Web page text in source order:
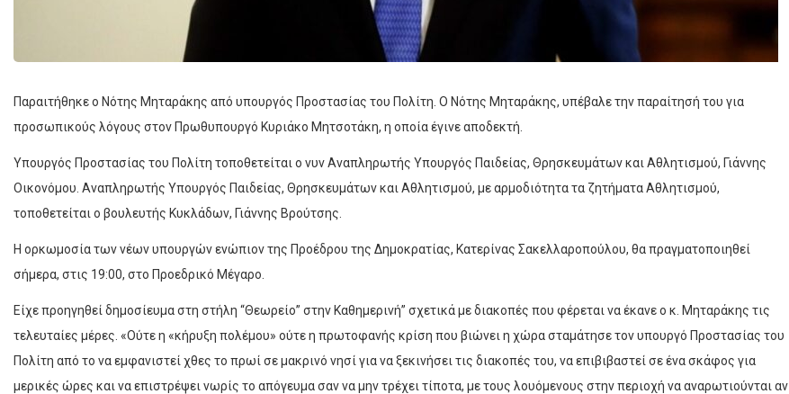
Παραιτήθηκε ο Νότης Μηταράκης από υπουργός Προστασίας του Πολίτη. Ο Νότης Μηταράκης, υπέβαλε την παραίτησή του για
προσωπικούς λόγους στον Πρωθυπουργό Κυριάκο Μητσοτάκη, η οποία έγινε αποδεκτή.
Υπουργός Προστασίας του Πολίτη τοποθετείται ο νυν Αναπληρωτής Υπουργός Παιδείας, Θρησκευμάτων και Αθλητισμού, Γιάννης
Οικονόμου. Αναπληρωτής Υπουργός Παιδείας, Θρησκευμάτων και Αθλητισμού, με αρμοδιότητα τα ζητήματα Αθλητισμού,
τοποθετείται ο βουλευτής Κυκλάδων, Γιάννης Βρούτσης.
Η ορκωμοσία των νέων υπουργών ενώπιον της Προέδρου της Δημοκρατίας, Κατερίνας Σακελλαροπούλου, θα πραγματοποιηθεί
σήμερα, στις 19:00, στο Προεδρικό Μέγαρο.
Είχε προηγηθεί δημοσίευμα στη στήλη “Θεωρείο” στην Καθημερινή” σχετικά με διακοπές που φέρεται να έκανε ο κ. Μηταράκης τις
τελευταίες μέρες. «Ούτε η «κήρυξη πολέμου» ούτε η πρωτοφανής κρίση που βιώνει η χώρα σταμάτησε τον υπουργό Προστασίας του
Πολίτη από το να εμφανιστεί χθες το πρωί σε μακρινό νησί για να ξεκινήσει τις διακοπές του, να επιβιβαστεί σε ένα σκάφος για
μερικές ώρες και να επιστρέψει νωρίς το απόγευμα σαν να μην τρέχει τίποτα, με τους λουόμενους στην περιοχή να αναρωτιούνται αν